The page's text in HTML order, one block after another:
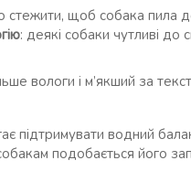
стежити, щоб собака пила
: деякі собаки чутливі до
вологи і м’якший за
підтримувати водний
подобається його